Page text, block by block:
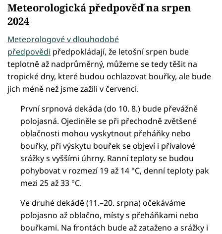
Meteorologická předpověď na srpen
2024
Meteorologové v dlouhodobé
předpovědi předpokládají, že letošní srpen bude
teplotně až nadprůměrný, můžeme se tedy těšit na
tropické dny, které budou ochlazovat bouřky, ale bude
jich méně než jsme zažili v červenci.
První srpnová dekáda (do 10. 8.) bude převážně
polojasná. Ojediněle se při přechodně zvětšené
oblačnosti mohou vyskytnout přeháňky nebo
bouřky, při výskytu bouřek se objeví i přívalové
srážky s vyššími úhrny. Ranní teploty se budou
pohybovat v rozmezí 19 až 14 °C, denní teploty pak
mezi 25 až 33 °C.
Ve druhé dekádě (11.–20. srpna) očekáváme
polojasno až oblačno, místy s přeháňkami nebo
bouřkami. Na frontách bude až zataženo a srážky i